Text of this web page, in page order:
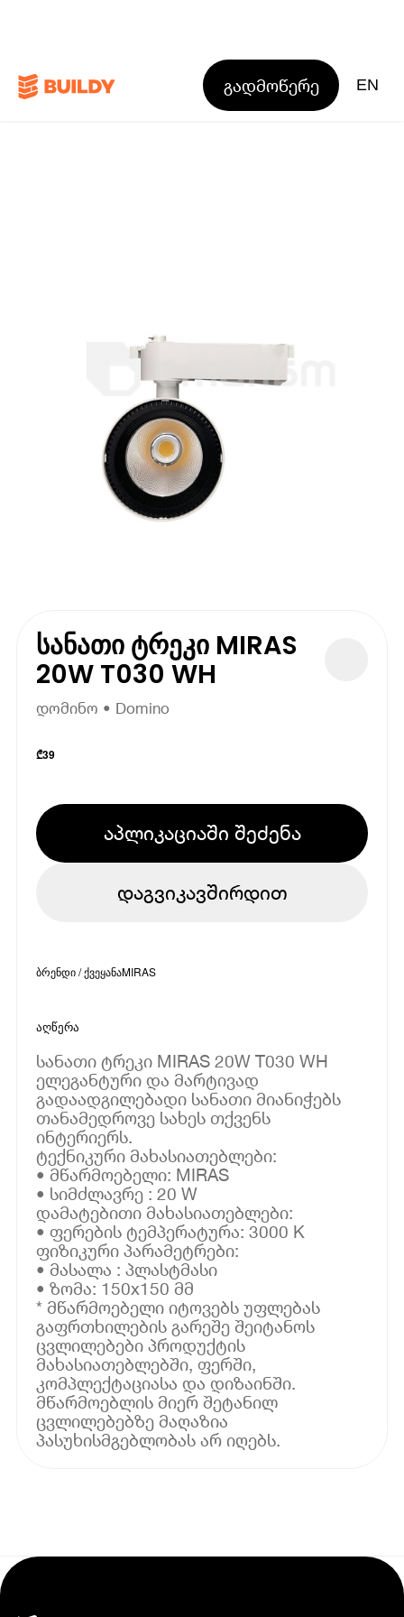
გადმოწერე EN
სანათი ტრეკი MIRAS
20W T030 WH
დომინო • Domino
₾39
აპლიკაციაში შეძენა
დაგვიკავშირდით
ბრენდი / ქვეყანაMIRAS
აღწერა
სანათი ტრეკი MIRAS 20W T030 WH
ელეგანტური და მარტივად
გადაადგილებადი სანათი მიანიჭებს
თანამედროვე სახეს თქვენს
ინტერიერს.
ტექნიკური მახასიათებლები:
• მწარმოებელი: MIRAS
• სიმძლავრე : 20 W
დამატებითი მახასიათებლები:
• ფერების ტემპერატურა: 3000 K
ფიზიკური პარამეტრები:
• მასალა : პლასტმასი
• ზომა: 150x150 მმ
* მწარმოებელი იტოვებს უფლებას
გაფრთხილების გარეშე შეიტანოს
ცვლილებები პროდუქტის
მახასიათებლებში, ფერში,
კომპლექტაციასა და დიზაინში.
მწარმოებლის მიერ შეტანილ
ცვლილებებზე მაღაზია
პასუხისმგებლობას არ იღებს.